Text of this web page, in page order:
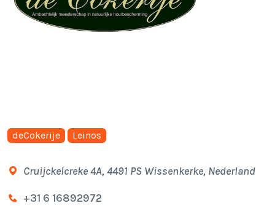
deCokerije Leinos
Cruijckelcreke 4A, 4491 PS Wissenkerke, Nederland
+31 6 16892972